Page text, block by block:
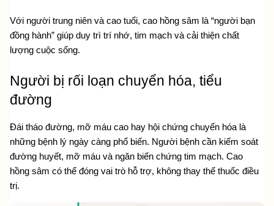
Với người trung niên và cao tuổi, cao hồng sâm là “người bạn
đồng hành” giúp duy trì trí nhớ, tim mạch và cải thiện chất
lượng cuộc sống.
Người bị rối loạn chuyển hóa, tiểu
đường
Đái tháo đường, mỡ máu cao hay hội chứng chuyển hóa là
những bệnh lý ngày càng phổ biến. Người bệnh cần kiểm soát
đường huyết, mỡ máu và ngăn biến chứng tim mạch. Cao
hồng sâm có thể đóng vai trò hỗ trợ, không thay thế thuốc điều
trị.